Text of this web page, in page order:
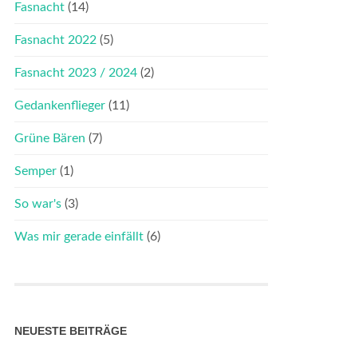
Fasnacht (14)
Fasnacht 2022 (5)
Fasnacht 2023 / 2024 (2)
Gedankenflieger (11)
Grüne Bären (7)
Semper (1)
So war's (3)
Was mir gerade einfällt (6)
NEUESTE BEITRÄGE